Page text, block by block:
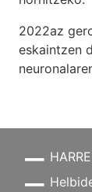
2022az
eskaintzen